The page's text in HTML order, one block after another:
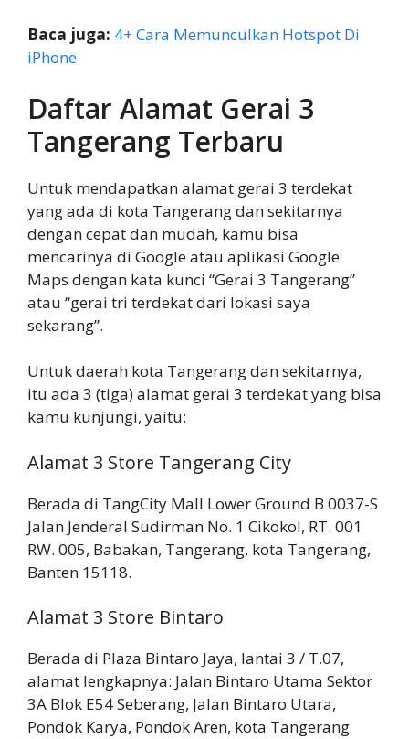
Baca juga: 4+ Cara Memunculkan Hotspot Di
iPhone
Daftar Alamat Gerai 3
Tangerang Terbaru
Untuk mendapatkan alamat gerai 3 terdekat
yang ada di kota Tangerang dan sekitarnya
dengan cepat dan mudah, kamu bisa
mencarinya di Google atau aplikasi Google
Maps dengan kata kunci “Gerai 3 Tangerang”
atau “gerai tri terdekat dari lokasi saya
sekarang”.
Untuk daerah kota Tangerang dan sekitarnya,
itu ada 3 (tiga) alamat gerai 3 terdekat yang bisa
kamu kunjungi, yaitu:
Alamat 3 Store Tangerang City
Berada di TangCity Mall Lower Ground B 0037-S
Jalan Jenderal Sudirman No. 1 Cikokol, RT. 001
RW. 005, Babakan, Tangerang, kota Tangerang,
Banten 15118.
Alamat 3 Store Bintaro
Berada di Plaza Bintaro Jaya, lantai 3 / T.07,
alamat lengkapnya: Jalan Bintaro Utama Sektor
3A Blok E54 Seberang, Jalan Bintaro Utara,
Pondok Karya, Pondok Aren, kota Tangerang